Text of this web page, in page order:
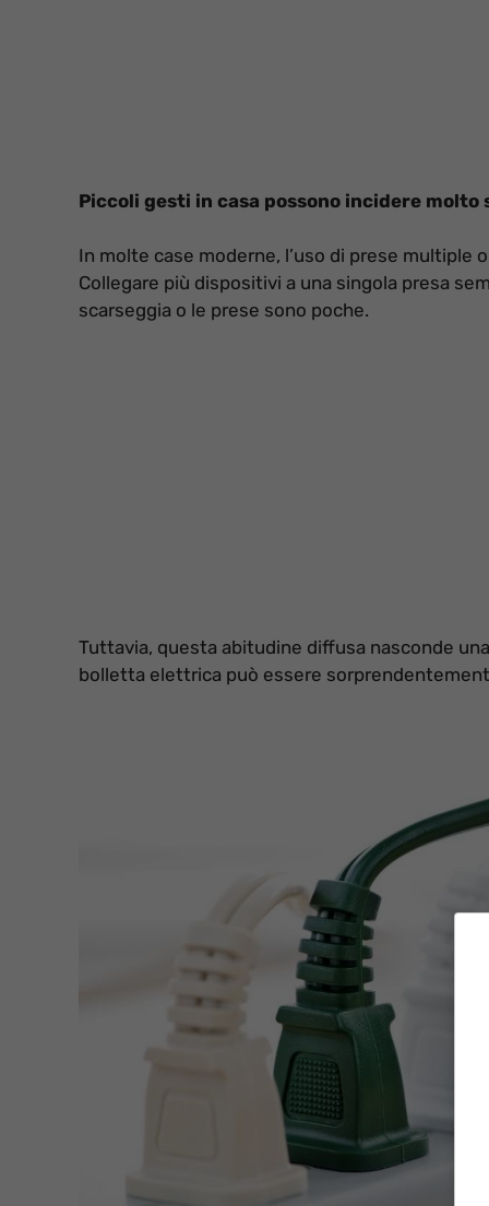
Piccoli gesti in casa possono incidere molto
In molte case moderne, l’uso di prese
Collegare più dispositivi a una singola presa
scarseggia o le prese sono poche.
Tuttavia, questa abitudine diffusa nasconde
bolletta elettrica può essere